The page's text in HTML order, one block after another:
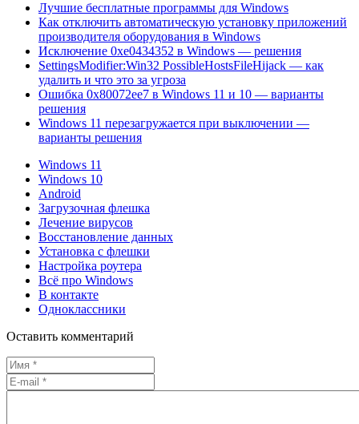
Лучшие бесплатные программы для Windows
Как отключить автоматическую установку приложений
производителя оборудования в Windows
Исключение 0xe0434352 в Windows — решения
SettingsModifier:Win32 PossibleHostsFileHijack — как
удалить и что это за угроза
Ошибка 0x80072ee7 в Windows 11 и 10 — варианты
решения
Windows 11 перезагружается при выключении —
варианты решения
Windows 11
Windows 10
Android
Загрузочная флешка
Лечение вирусов
Восстановление данных
Установка с флешки
Настройка роутера
Всё про Windows
В контакте
Одноклассники
Оставить комментарий